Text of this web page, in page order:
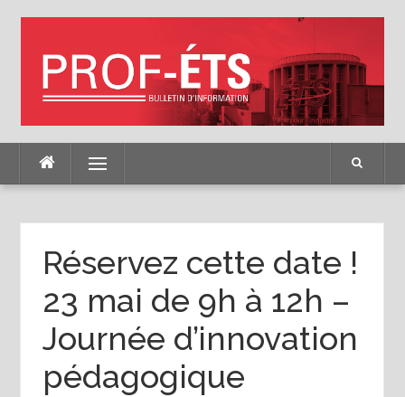
Menu
Réservez cette date !
23 mai de 9h à 12h –
Journée d’innovation
pédagogique